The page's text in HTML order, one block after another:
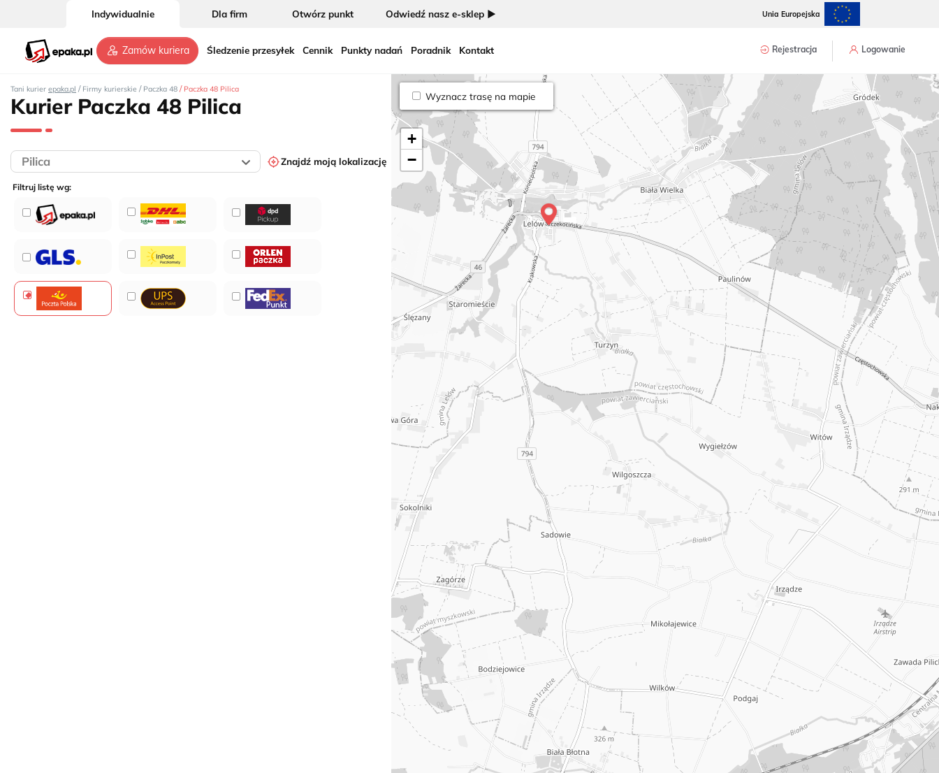
Indywidualnie Dla firm Otwórz punkt Odwiedź nasz e-sklep ► Unia Europejska
Zamów kuriera Śledzenie przesyłek Cennik Punkty nadań Poradnik Kontakt Rejestracja Logowanie
Tani kurier epaka.pl / Firmy kurierskie / Paczka 48 / Paczka 48 Pilica
Kurier Paczka 48 Pilica
Znajdź moją lokalizację
Filtruj listę wg:
Wyznacz trasę na mapie
+
−